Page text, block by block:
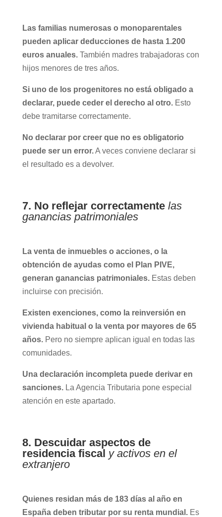
Las familias numerosas o monoparentales
pueden aplicar deducciones de hasta 1.200
euros anuales.También madres trabajadoras con
hijos menores de tres años.
Si uno de los progenitores no está obligado a
declarar, puede ceder el derecho al otro.Esto
debe tramitarse correctamente.
No declarar por creer que no es obligatorio
puede ser un error.A veces conviene declarar si
el resultado es a devolver.
7. No reflejar correctamente las
ganancias patrimoniales
La venta de inmuebles o acciones, o la
obtención de ayudas como el Plan PIVE,
generan ganancias patrimoniales.Estas deben
incluirse con precisión.
Existen exenciones, como la reinversión en
vivienda habitual o la venta por mayores de 65
años.Pero no siempre aplican igual en todas las
comunidades.
Una declaración incompleta puede derivar en
sanciones.La Agencia Tributaria pone especial
atención en este apartado.
8. Descuidar aspectos de
residencia fiscal y activos en el
extranjero
Quienes residan más de 183 días al año en
España deben tributar por su renta mundial.Es